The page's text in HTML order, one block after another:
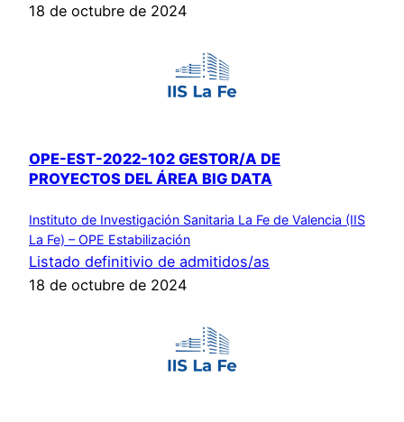
18 de octubre de 2024
OPE-EST-2022-102 GESTOR/A DE
PROYECTOS DEL ÁREA BIG DATA
Instituto de Investigación Sanitaria La Fe de Valencia (IIS
La Fe) – OPE Estabilización
Listado definitivio de admitidos/as
18 de octubre de 2024